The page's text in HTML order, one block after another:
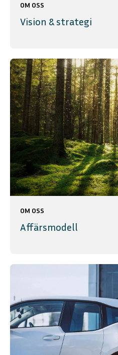
OM OSS
Vision & strategi
OM OSS
Affärsmodell